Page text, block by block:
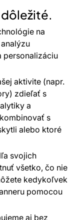
dôležité.
na
personalizáciu
aktivite (napr.
zdieľať s
a
s
alebo ktoré
svojich
všetko, čo nie
kedykoľvek
pomocou
aj bez